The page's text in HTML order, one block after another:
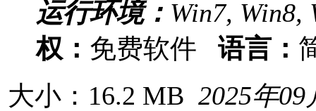
运行环境： Win7, Win8,
权： 免费软件 语言：
大小：16.2 MB 2025年09